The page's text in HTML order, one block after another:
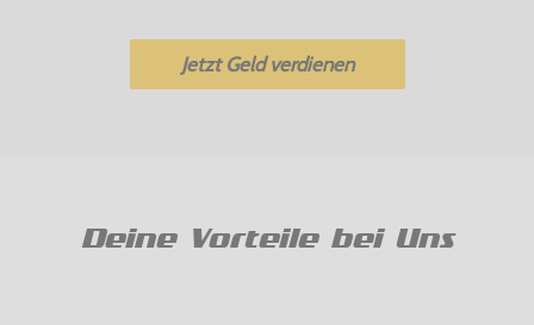
Jetzt Geld verdienen
Deine Vorteile bei Uns